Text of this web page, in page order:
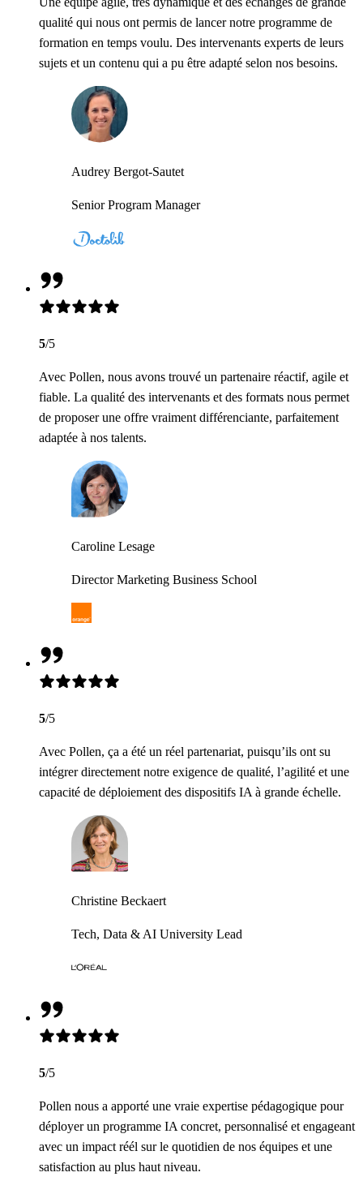
qualité qui nous ont permis de lancer notre programme de
formation en temps voulu. Des intervenants experts de leurs
sujets et un contenu qui a pu être adapté selon nos besoins.
Audrey Bergot-Sautet
Senior Program Manager
5/5
Avec Pollen, nous avons trouvé un partenaire réactif, agile et
fiable. La qualité des intervenants et des formats nous permet
de proposer une offre vraiment différenciante, parfaitement
adaptée à nos talents.
Caroline Lesage
Director Marketing Business School
5/5
Avec Pollen, ça a été un réel partenariat, puisqu’ils ont su
intégrer directement notre exigence de qualité, l’agilité et une
capacité de déploiement des dispositifs IA à grande échelle.
Christine Beckaert
Tech, Data & AI University Lead
5/5
Pollen nous a apporté une vraie expertise pédagogique pour
déployer un programme IA concret, personnalisé et engageant
avec un impact réél sur le quotidien de nos équipes et une
satisfaction au plus haut niveau.